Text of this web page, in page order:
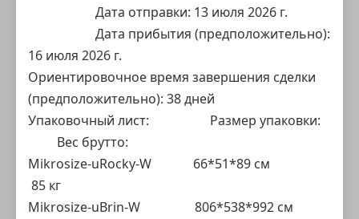
Дата отправки: 13 июля 2026 г.
Дата прибытия (предположительно):
16 июля 2026 г.
Ориентировочное время завершения сделки
(предположительно): 38 дней
Упаковочный лист: Размер упаковки:
Вес брутто:
Mikrosize-uRocky-W 66*51*89 см
85 кг
Mikrosize-uBrin-W 806*538*992 см